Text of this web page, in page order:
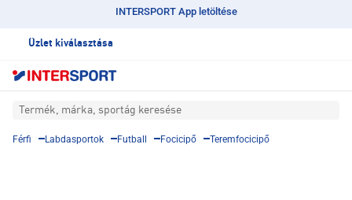
INTERSPORT App letöltése
Üzlet kiválasztása
Termék, márka, sportág keresése
Férfi Labdasportok Futball Focicipő Teremfocicipő